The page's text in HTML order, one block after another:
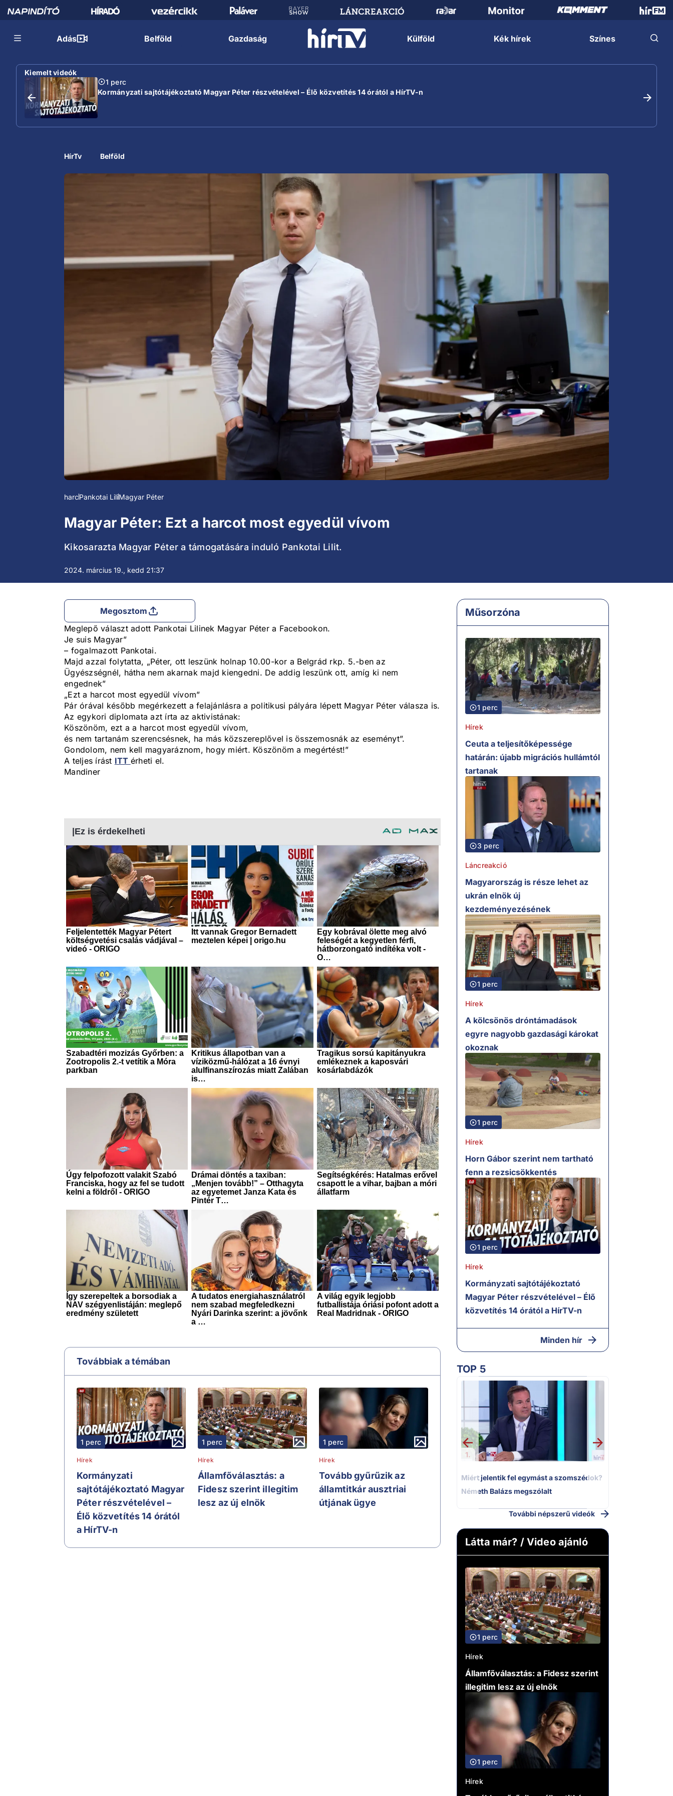
Adás Belföld Gazdaság Külföld Kék hírek Színes
Kiemelt videók
1 perc
Kormányzati sajtótájékoztató Magyar Péter részvételével – Élő közvetítés 14 órától a HírTV-n
HírTv Belföld
harcPankotai LiliMagyar Péter
Magyar Péter: Ezt a harcot most egyedül vívom
Kikosarazta Magyar Péter a támogatására induló Pankotai Lilit.
2024. március 19., kedd 21:37
Megosztom
Meglepő választ adott Pankotai Lilinek Magyar Péter a Facebookon.
Je suis Magyar”
– fogalmazott Pankotai.
Majd azzal folytatta, „Péter, ott leszünk holnap 10.00-kor a Belgrád rkp. 5.-ben az
Ügyészségnél, hátha nem akarnak majd kiengedni. De addig leszünk ott, amíg ki nem
engednek”
„Ezt a harcot most egyedül vívom”
Pár órával később megérkezett a felajánlásra a politikusi pályára lépett Magyar Péter válasza is.
Az egykori diplomata azt írta az aktivistának:
Köszönöm, ezt a a harcot most egyedül vívom,
és nem tartanám szerencsésnek, ha más közszereplővel is összemosnák az eseményt”.
Gondolom, nem kell magyaráznom, hogy miért. Köszönöm a megértést!”
A teljes írást ITT érheti el.
Mandiner
Továbbiak a témában
1 perc
Hírek
Kormányzati
sajtótájékoztató Magyar
Péter részvételével –
Élő közvetítés 14 órától
a HírTV-n
1 perc
Hírek
Államfőválasztás: a
Fidesz szerint illegitim
lesz az új elnök
1 perc
Hírek
Tovább gyűrűzik az
államtitkár ausztriai
útjának ügye
Műsorzóna
1 perc
Hírek
Ceuta a teljesítőképessége
határán: újabb migrációs hullámtól
tartanak
3 perc
Láncreakció
Magyarország is része lehet az
ukrán elnök új
kezdeményezésének
1 perc
Hírek
A kölcsönös dróntámadások
egyre nagyobb gazdasági károkat
okoznak
1 perc
Hírek
Horn Gábor szerint nem tartható
fenn a rezsicsökkentés
1 perc
Hírek
Kormányzati sajtótájékoztató
Magyar Péter részvételével – Élő
közvetítés 14 órától a HírTV-n
Minden hír
TOP 5
1.
Miért jelentik fel egymást a szomszédok?
Németh Balázs megszólalt
További népszerű videók
Látta már? / Video ajánló
1 perc
Hírek
Államfőválasztás: a Fidesz szerint
illegitim lesz az új elnök
1 perc
Hírek